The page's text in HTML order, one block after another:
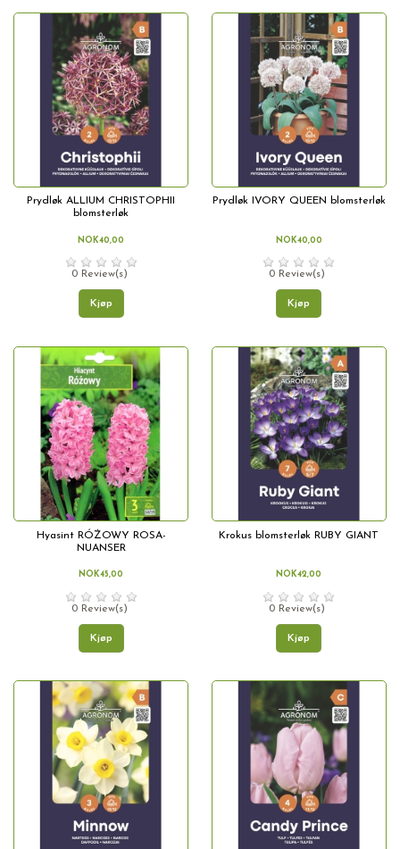
Prydløk ALLIUM CHRISTOPHII
blomsterløk
NOK40,00
0 Review(s)
Kjøp
Prydløk IVORY QUEEN blomsterløk
NOK40,00
0 Review(s)
Kjøp
Hyasint RÓŻOWY ROSA-
NUANSER
NOK45,00
0 Review(s)
Kjøp
Krokus blomsterløk RUBY GIANT
NOK42,00
0 Review(s)
Kjøp